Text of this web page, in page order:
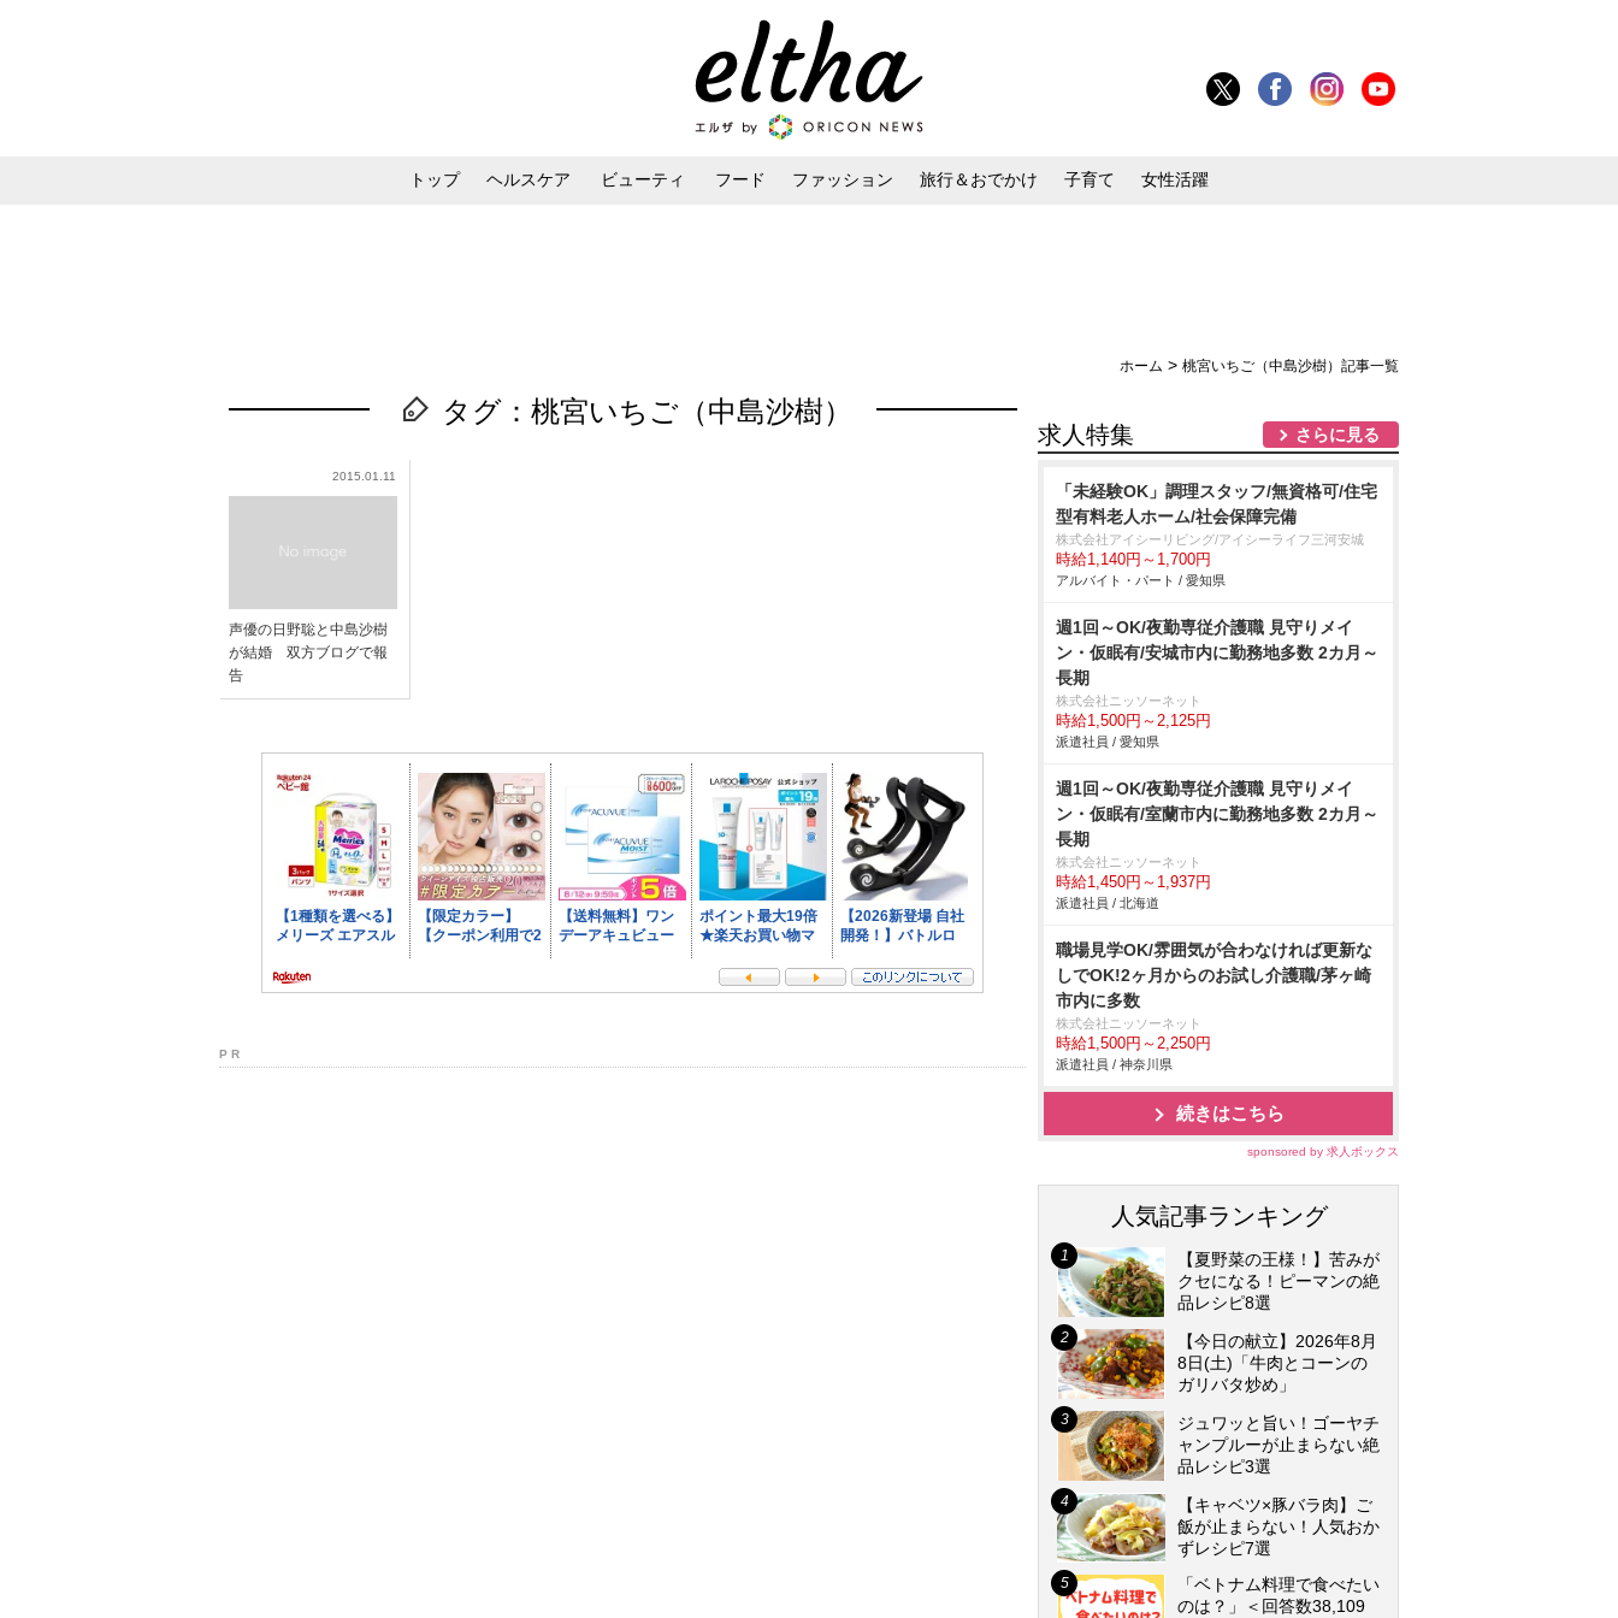
トップ ヘルスケア ビューティ フード ファッション 旅行＆おでかけ 子育て 女性活躍
ホーム > 桃宮いちご（中島沙樹）記事一覧
タグ：桃宮いちご（中島沙樹）
2015.01.11
声優の日野聡と中島沙樹
が結婚 双方ブログで報
告
P R
求人特集 さらに見る
「未経験OK」調理スタッフ/無資格可/住宅
型有料老人ホーム/社会保障完備
株式会社アイシーリビング/アイシーライフ三河安城
時給1,140円～1,700円
アルバイト・パート / 愛知県
週1回～OK/夜勤専従介護職 見守りメイ
ン・仮眠有/安城市内に勤務地多数 2カ月～
長期
株式会社ニッソーネット
時給1,500円～2,125円
派遣社員 / 愛知県
週1回～OK/夜勤専従介護職 見守りメイ
ン・仮眠有/室蘭市内に勤務地多数 2カ月～
長期
株式会社ニッソーネット
時給1,450円～1,937円
派遣社員 / 北海道
職場見学OK/雰囲気が合わなければ更新な
しでOK!2ヶ月からのお試し介護職/茅ヶ崎
市内に多数
株式会社ニッソーネット
時給1,500円～2,250円
派遣社員 / 神奈川県
続きはこちら
sponsored by 求人ボックス
人気記事ランキング
【夏野菜の王様！】苦みが
クセになる！ピーマンの絶
品レシピ8選
【今日の献立】2026年8月
8日(土)「牛肉とコーンの
ガリバタ炒め」
ジュワッと旨い！ゴーヤチ
ャンプルーが止まらない絶
品レシピ3選
【キャベツ×豚バラ肉】ご
飯が止まらない！人気おか
ずレシピ7選
「ベトナム料理で食べたい
のは？」＜回答数38,109